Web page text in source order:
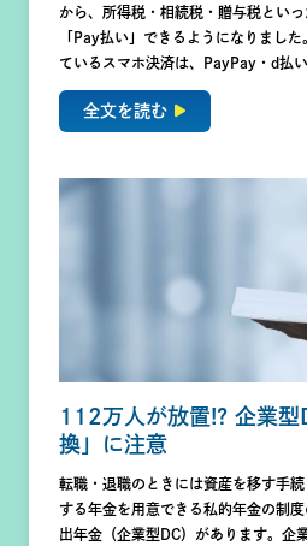
から、所得税・相続税・贈与税とい
「Pay払い」できるようになりまし
ているスマホ決済は、PayPay・d払
全文を読む
112万人が放置!? 企業型
換」に注意
転職・退職のときには資産を移す手
する年金を用意できる私的年金の制
出年金（企業型DC）があります。企